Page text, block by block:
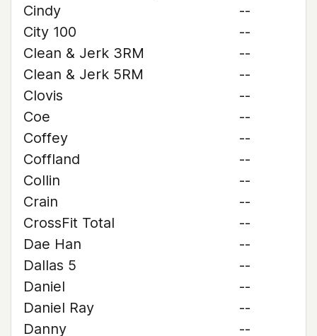
Cindy
--
City 100
--
Clean & Jerk 3RM
--
Clean & Jerk 5RM
--
Clovis
--
Coe
--
Coffey
--
Coffland
--
Collin
--
Crain
--
CrossFit Total
--
Dae Han
--
Dallas 5
--
Daniel
--
Daniel Ray
--
Danny
--